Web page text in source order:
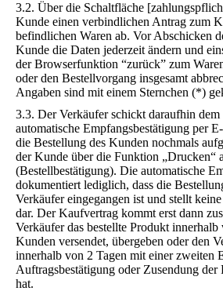
3.2. Über die Schaltfläche
Kunde einen verbindlichen Antrag zum
befindlichen Waren ab. Vor Abschicken
Kunde die Daten jederzeit ändern und
der Browserfunktion “zurück” zum
oder den Bestellvorgang insgesamt
Angaben sind mit einem Sternchen (*)
3.3. Der Verkäufer schickt daraufhin
automatische Empfangsbestätigung per
die Bestellung des Kunden nochmals
der Kunde über die Funktion „Drucken“
(Bestellbestätigung). Die automatische
dokumentiert lediglich, dass die
Verkäufer eingegangen ist und stellt
dar. Der Kaufvertrag kommt erst dann
Verkäufer das bestellte Produkt innerhalb
Kunden versendet, übergeben oder den
innerhalb von 2 Tagen mit einer zweiten
Auftragsbestätigung oder Zusendung der
hat.